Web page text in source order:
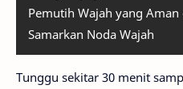
Pemutih Wajah yang
Samarkan Noda Wajah
Tunggu sekitar 30 menit